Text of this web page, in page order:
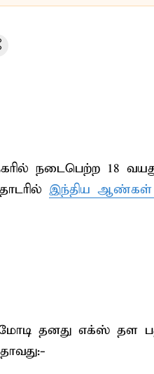
நடைபெற்ற 18
இந்திய
தனது எக்ஸ் தள